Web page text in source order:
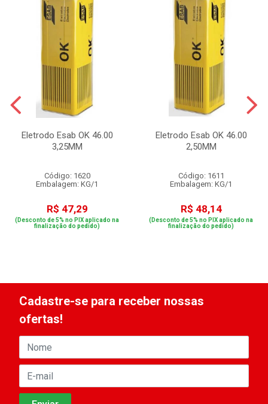
Eletrodo Esab OK 46.00
3,25MM
Código: 1620
Embalagem: KG/1
R$ 47,29
(Desconto de 5% no PIX aplicado na
finalização do pedido)
Eletrodo Esab OK 46.00
2,50MM
Código: 1611
Embalagem: KG/1
R$ 48,14
(Desconto de 5% no PIX aplicado na
finalização do pedido)
Cadastre-se para receber nossas
ofertas!